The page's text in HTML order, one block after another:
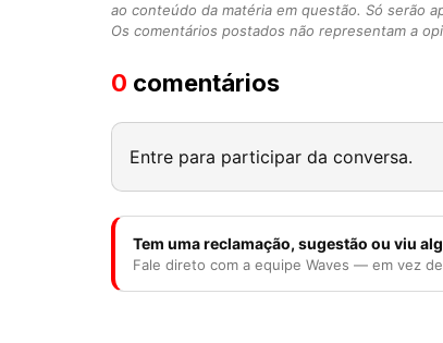
ao conteúdo da matéria em questão. Só serão
Os comentários postados não representam a
0 comentários
Entre para participar da conversa.
Tem uma reclamação, sugestão ou viu
Fale direto com a equipe Waves — em vez